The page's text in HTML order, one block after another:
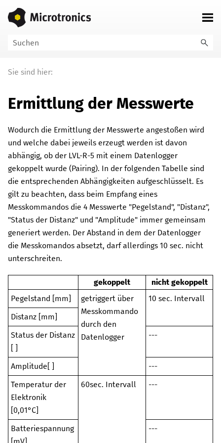
Zu Hauptinhalt springen
Sie sind hier:
Ermittlung der Messwerte
Wodurch die Ermittlung der Messwerte angestoßen wird
und welche dabei jeweils erzeugt werden ist davon
abhängig, ob der LVL-R-5 mit einem Datenlogger
gekoppelt wurde (Pairing). In der folgenden Tabelle sind
die entsprechenden Abhängigkeiten aufgeschlüsselt. Es
gilt zu beachten, dass beim Empfang eines
Messkommandos die 4 Messwerte "Pegelstand", "Distanz",
"Status der Distanz" und "Amplitude" immer gemeinsam
generiert werden. Der Abstand in dem der Datenlogger
die Messkomandos absetzt, darf allerdings 10 sec. nicht
unterschreiten.
gekoppelt
nicht gekoppelt
Pegelstand [mm]
getriggert über
Messkommando
durch den
Datenlogger
10 sec. Intervall
Distanz [mm]
Status der Distanz
[ ]
---
Amplitude[ ]
---
Temperatur der
Elektronik
[0,01°C]
60sec. Intervall ---
Batteriespannung
---